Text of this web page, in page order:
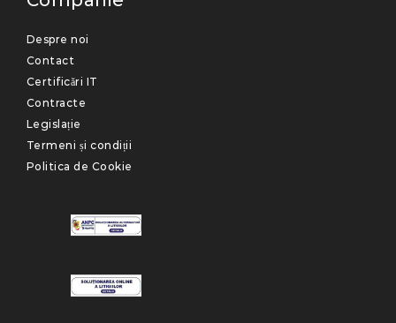
Despre noi
Contact
Certificări IT
Contracte
Legislație
Termeni și condiții
Politica de Cookie